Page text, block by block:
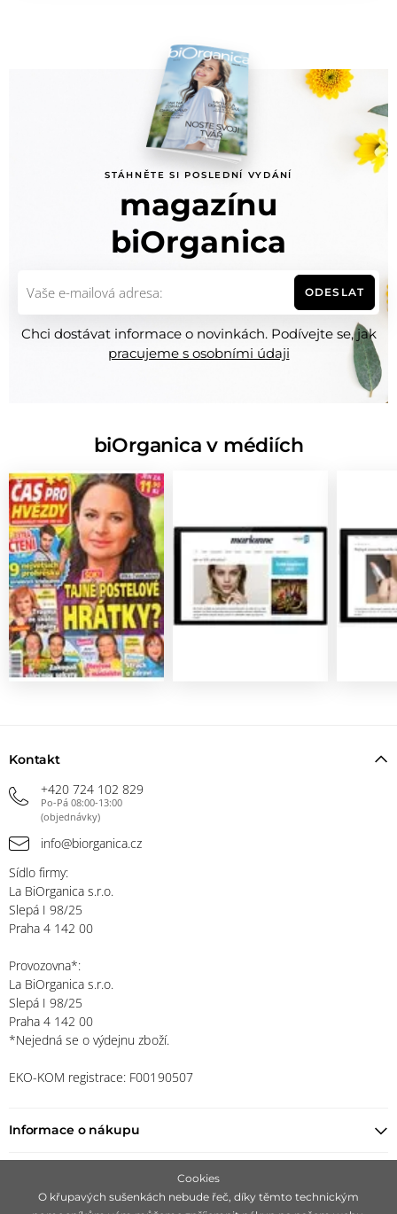
STÁHNĚTE SI POSLEDNÍ VYDÁNÍ
magazínu
biOrganica
ODESLAT
Chci dostávat informace o novinkách. Podívejte se, jak
pracujeme s osobními údaji
biOrganica v médiích
Kontakt
+420 724 102 829
Po-Pá 08:00-13:00
(objednávky)
info@biorganica.cz
Sídlo firmy:
La BiOrganica s.r.o.
Slepá I 98/25
Praha 4 142 00
Provozovna*:
La BiOrganica s.r.o.
Slepá I 98/25
Praha 4 142 00
*Nejedná se o výdejnu zboží.
EKO-KOM registrace: F00190507
Informace o nákupu
Cookies
O křupavých sušenkách nebude řeč, díky těmto technickým